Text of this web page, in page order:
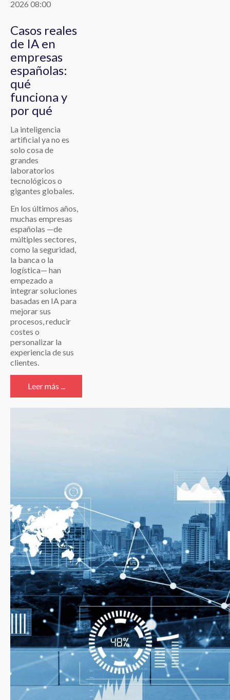
2026 08:00
Casos reales
de IA en
empresas
españolas:
qué
funciona y
por qué
La inteligencia
artificial ya no es
solo cosa de
grandes
laboratorios
tecnológicos o
gigantes globales.
En los últimos años,
muchas empresas
españolas —de
múltiples sectores,
como la seguridad,
la banca o la
logística— han
empezado a
integrar soluciones
basadas en IA para
mejorar sus
procesos, reducir
costes o
personalizar la
experiencia de sus
clientes.
Leer más ...